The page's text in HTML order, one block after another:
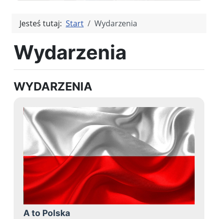
Jesteś tutaj: Start Wydarzenia
Wydarzenia
WYDARZENIA
A to Polska